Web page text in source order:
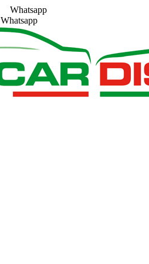
Whatsapp
Whatsapp